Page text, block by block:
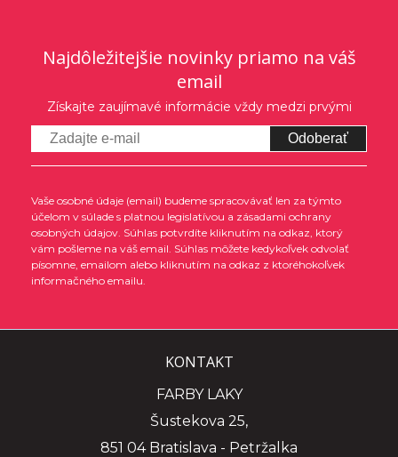
Najdôležitejšie novinky priamo na váš
email
Získajte zaujímavé informácie vždy medzi prvými
Odoberať
Vaše osobné údaje (email) budeme spracovávať len za týmto
účelom v súlade s platnou legislatívou a zásadami ochrany
osobných údajov. Súhlas potvrdíte kliknutím na odkaz, ktorý
vám pošleme na váš email. Súhlas môžete kedykoľvek odvolať
písomne, emailom alebo kliknutím na odkaz z ktoréhokoľvek
informačného emailu.
KONTAKT
FARBY LAKY
Šustekova 25,
851 04 Bratislava - Petržalka